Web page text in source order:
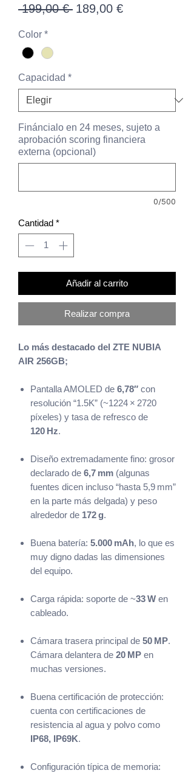
199,00 € Precio
189,00 €Precio
Color *
Capacidad *
Fináncialo en 24 meses, sujeto a
aprobación scoring financiera
externa (opcional)
0/500
Cantidad *
Añadir al carrito
Realizar compra
Lo más destacado del ZTE NUBIA
AIR 256GB;
Pantalla AMOLED de 6,78″ con
resolución “1.5K” (~1224 × 2720
píxeles) y tasa de refresco de
120 Hz.
Diseño extremadamente fino: grosor
declarado de 6,7 mm (algunas
fuentes dicen incluso “hasta 5,9 mm”
en la parte más delgada) y peso
alrededor de 172 g.
Buena batería: 5.000 mAh, lo que es
muy digno dadas las dimensiones
del equipo.
Carga rápida: soporte de ~33 W en
cableado.
Cámara trasera principal de 50 MP.
Cámara delantera de 20 MP en
muchas versiones.
Buena certificación de protección:
cuenta con certificaciones de
resistencia al agua y polvo como
IP68, IP69K.
Configuración típica de memoria: